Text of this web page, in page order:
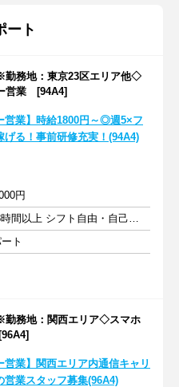
ート
務地：東京23区エリア他◇
営業 [94A4]
営業】時給1800円～◎週5×フ
げる！事前研修充実！(94A4)
円
週5日以上 1日8時間以上 シフト自由・自己申告
ト
務地：関西エリア◇スマホ
営業】関西エリア内通信キャリ
営業スタッフ募集(96A4)